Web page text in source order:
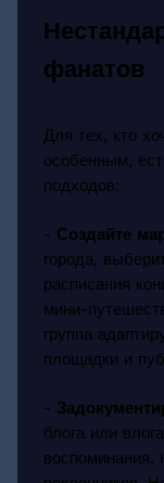
фанатов
Для тех, кто
особенным,
подходов:
- Создайте
города,
расписания
мини-
группа
площадки и
-
блога или
воспоминания,